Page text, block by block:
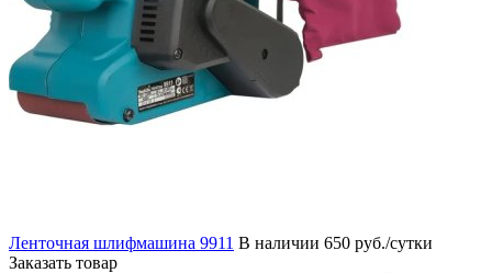
Ленточная шлифмашина 9911 В наличии 650 руб./сутки
Заказать товар